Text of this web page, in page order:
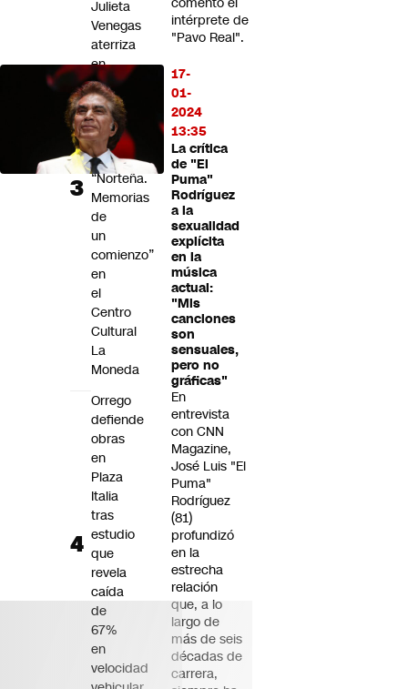
intérprete de
"Pavo Real".
17-
01-
2024
13:35
La crítica
de "El
Puma"
Rodríguez
a la
sexualidad
explícita
en la
música
actual:
"Mis
canciones
son
sensuales,
pero no
gráficas"
En
entrevista
con CNN
Magazine,
José Luis "El
Puma"
Rodríguez
(81)
profundizó
en la
estrecha
relación
que, a lo
largo de
más de seis
décadas de
carrera,
Julieta
Venegas
aterriza
en
Chile
para
presentar
su
libro
“Norteña.
Memorias
de
un
comienzo”
en
el
Centro
Cultural
La
Moneda
Orrego
defiende
obras
en
Plaza
Italia
tras
estudio
que
revela
caída
de
67%
en
velocidad